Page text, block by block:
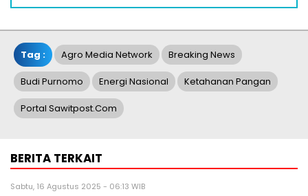
Tag : Agro Media Network Breaking News
Budi Purnomo Energi Nasional Ketahanan Pangan
Portal Sawitpost.com
BERITA TERKAIT
Sabtu, 16 Agustus 2025 - 06:13 WIB